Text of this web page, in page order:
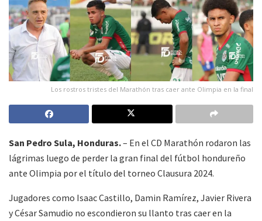
Los rostros tristes del Marathón tras caer ante Olimpia en la final
San Pedro Sula, Honduras.– En el CD Marathón rodaron las
lágrimas luego de perder la gran final del fútbol hondureño
ante Olimpia por el título del torneo Clausura 2024.
Jugadores como Isaac Castillo, Damin Ramírez, Javier Rivera
y César Samudio no escondieron su llanto tras caer en la